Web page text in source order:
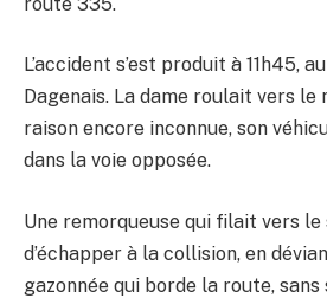
L’accident s’est produit à 11h45,
Dagenais. La dame roulait vers le
raison encore inconnue, son
dans la voie opposée.
Une remorqueuse qui filait vers
d’échapper à la collision, en
gazonnée qui borde la route, sans